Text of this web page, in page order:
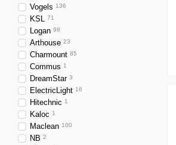
Vogels 136
KSL 71
Logan 98
Arthouse 23
Charmount 85
Commus 1
DreamStar 3
ElectricLight 16
Hitechnic 1
Kaloc 1
Maclean 100
NB 2